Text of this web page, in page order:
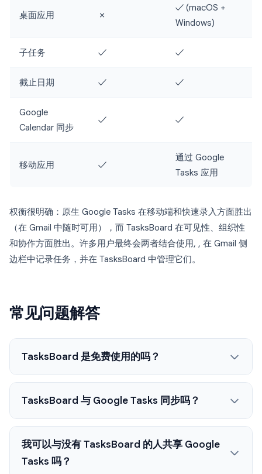
桌面应用 ✗
✓ (macOS +
Windows)
子任务 ✓ ✓
截止日期 ✓ ✓
Google
Calendar 同步
✓ ✓
移动应用 ✓
通过 Google
Tasks 应用
权衡很明确：原生 Google Tasks 在移动端和快速录入方面胜出
（在 Gmail 中随时可用），而 TasksBoard 在可见性、组织性
和协作方面胜出。许多用户最终会两者结合使用, , 在 Gmail 侧
边栏中记录任务，并在 TasksBoard 中管理它们。
常见问题解答
TasksBoard 是免费使用的吗？
TasksBoard 与 Google Tasks 同步吗？
我可以与没有 TasksBoard 的人共享 Google
Tasks 吗？